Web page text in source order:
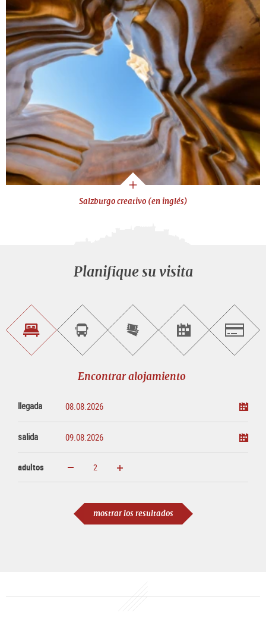
Salzburgo creativo (en inglés)
Planifique su visita
Encontrar
alojamiento
Reservar
visitas
guiadas
Comprar
entradas
en
Encontrar<br>
eventos
Encontrar alojamiento
llegada
salida
adultos aumentar disminuir
mostrar los resultados